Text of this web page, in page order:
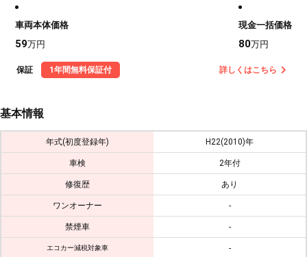
車両本体価格
59万円
現金一括価格
80万円
保証 1年間無料保証付 詳しくはこちら
基本情報
年式(初度登録年) H22(2010)年
車検 2年付
修復歴 あり
ワンオーナー -
禁煙車 -
エコカー減税対象車 -